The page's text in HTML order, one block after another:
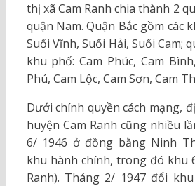
thị xã Cam Ranh chia thành 2
quận Nam. Quận Bắc gồm các
Suối Vĩnh, Suối Hải, Suối Cam;
khu phố: Cam Phúc, Cam
Phú, Cam Lộc, Cam Sơn, Cam
Dưới chính quyền cách mạng,
huyện Cam Ranh cũng nhiều
6/ 1946 ở đồng bằng Ninh
khu hành chính, trong đó khu
Ranh). Tháng 2/ 1947 đổi